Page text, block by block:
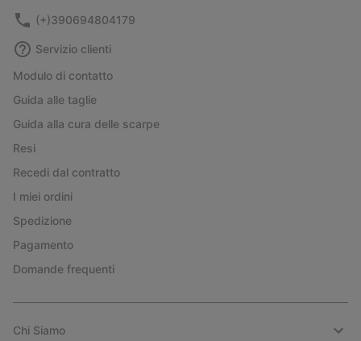
(+)390694804179
Servizio clienti
Modulo di contatto
Guida alle taglie
Guida alla cura delle scarpe
Resi
Recedi dal contratto
I miei ordini
Spedizione
Pagamento
Domande frequenti
Chi Siamo